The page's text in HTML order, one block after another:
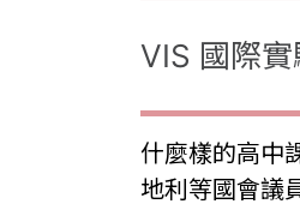
VIS 國際
什麼樣的高中
地利等國會議